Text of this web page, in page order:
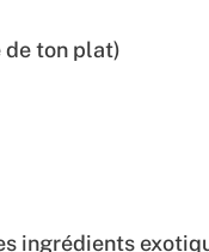
de ton plat)
ingrédients